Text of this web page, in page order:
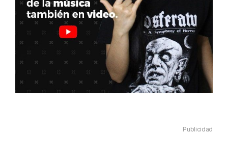
Publicidad